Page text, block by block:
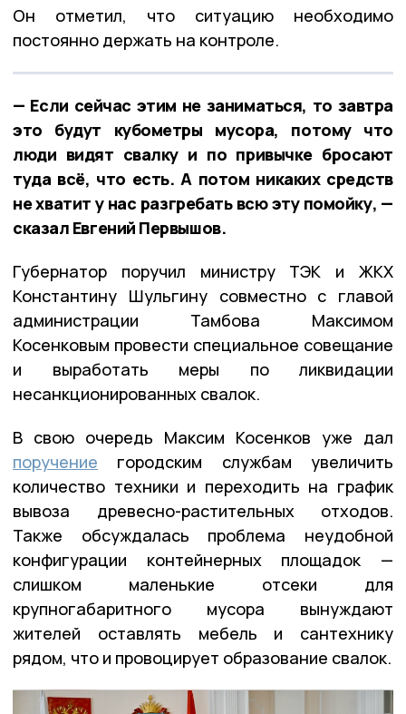
Он отметил, что ситуацию необходимо
постоянно держать на контроле.
— Если сейчас этим не заниматься, то завтра
это будут кубометры мусора, потому что
люди видят свалку и по привычке бросают
туда всё, что есть. А потом никаких средств
не хватит у нас разгребать всю эту помойку, —
сказал Евгений Первышов.
Губернатор поручил министру ТЭК и ЖКХ
Константину Шульгину совместно с главой
администрации Тамбова Максимом
Косенковым провести специальное совещание
и выработать меры по ликвидации
несанкционированных свалок.
В свою очередь Максим Косенков уже дал
поручение городским службам увеличить
количество техники и переходить на график
вывоза древесно-растительных отходов.
Также обсуждалась проблема неудобной
конфигурации контейнерных площадок —
слишком маленькие отсеки для
крупногабаритного мусора вынуждают
жителей оставлять мебель и сантехнику
рядом, что и провоцирует образование свалок.